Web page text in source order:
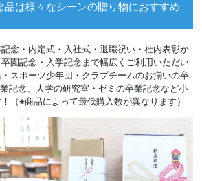
品は様々なシーンの贈り物におすすめ
念・内定式・入社式・退職祝い・社内表彰か
園記念・入学記念まで幅広くご利用いただい
スポーツ少年団・クラブチームのお揃いの卒
記念、大学の研究室・ゼミの卒業記念など小
（※商品によって最低購入数が異なります）